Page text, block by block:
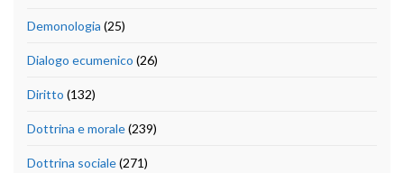
Demonologia (25)
Dialogo ecumenico (26)
Diritto (132)
Dottrina e morale(239)
Dottrina sociale(271)